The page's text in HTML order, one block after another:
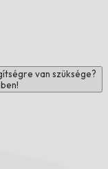
van szüksége?